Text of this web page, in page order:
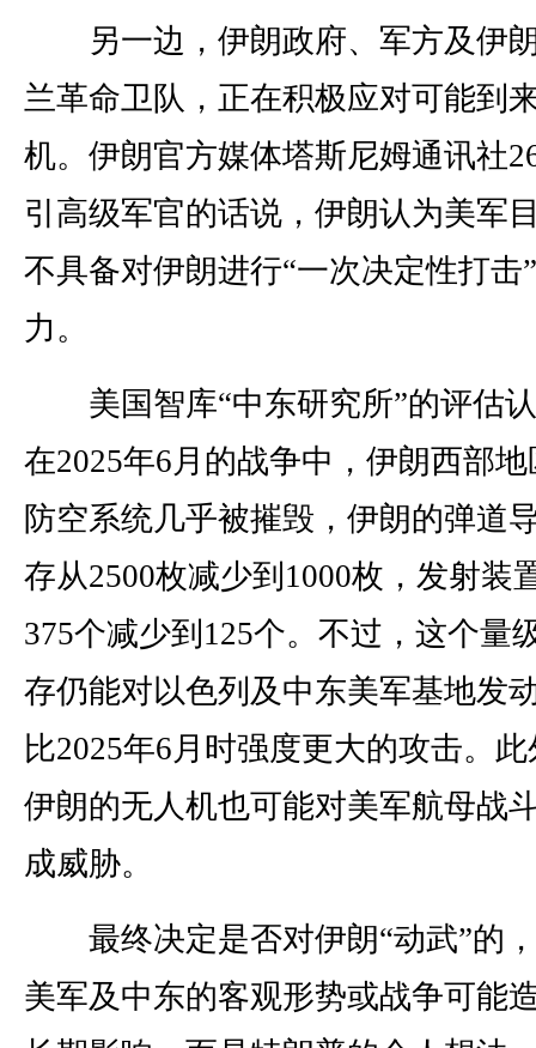
另一边，伊朗政府、军方及伊
兰革命卫队，正在积极应对可能到
机。伊朗官方媒体塔斯尼姆通讯社
引高级军官的话说，伊朗认为美军
不具备对伊朗进行“一次决定性打击
力。
美国智库“中东研究所”的评估
在2025年6月的战争中，伊朗西部地
防空系统几乎被摧毁，伊朗的弹道
存从2500枚减少到1000枚，发射装
375个减少到125个。不过，这个量
存仍能对以色列及中东美军基地发
比2025年6月时强度更大的攻击。
伊朗的无人机也可能对美军航母战
成威胁。
最终决定是否对伊朗“动武”的
美军及中东的客观形势或战争可能